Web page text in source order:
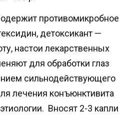
противомикробное
детоксикант —
настои лекарственных
для обработки глаз
сильнодействующего
лечения конъюнктивита
Вносят 2-3 капли